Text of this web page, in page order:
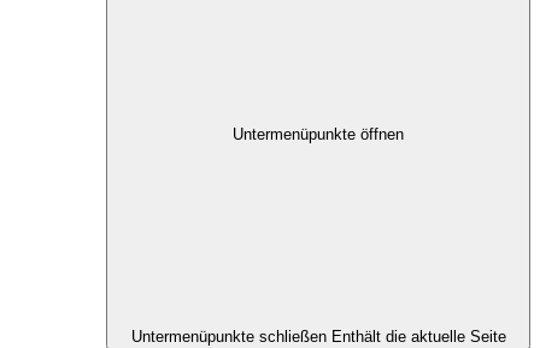
Untermenüpunkte öffnen
Untermenüpunkte schließen Enthält die aktuelle Seite